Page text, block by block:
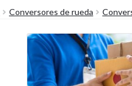
Conversores de rueda